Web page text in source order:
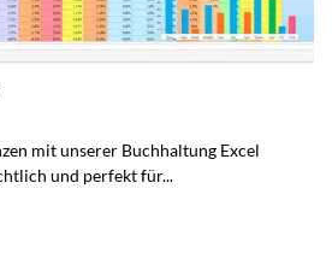
mit unserer Buchhaltung Excel
und perfekt für...